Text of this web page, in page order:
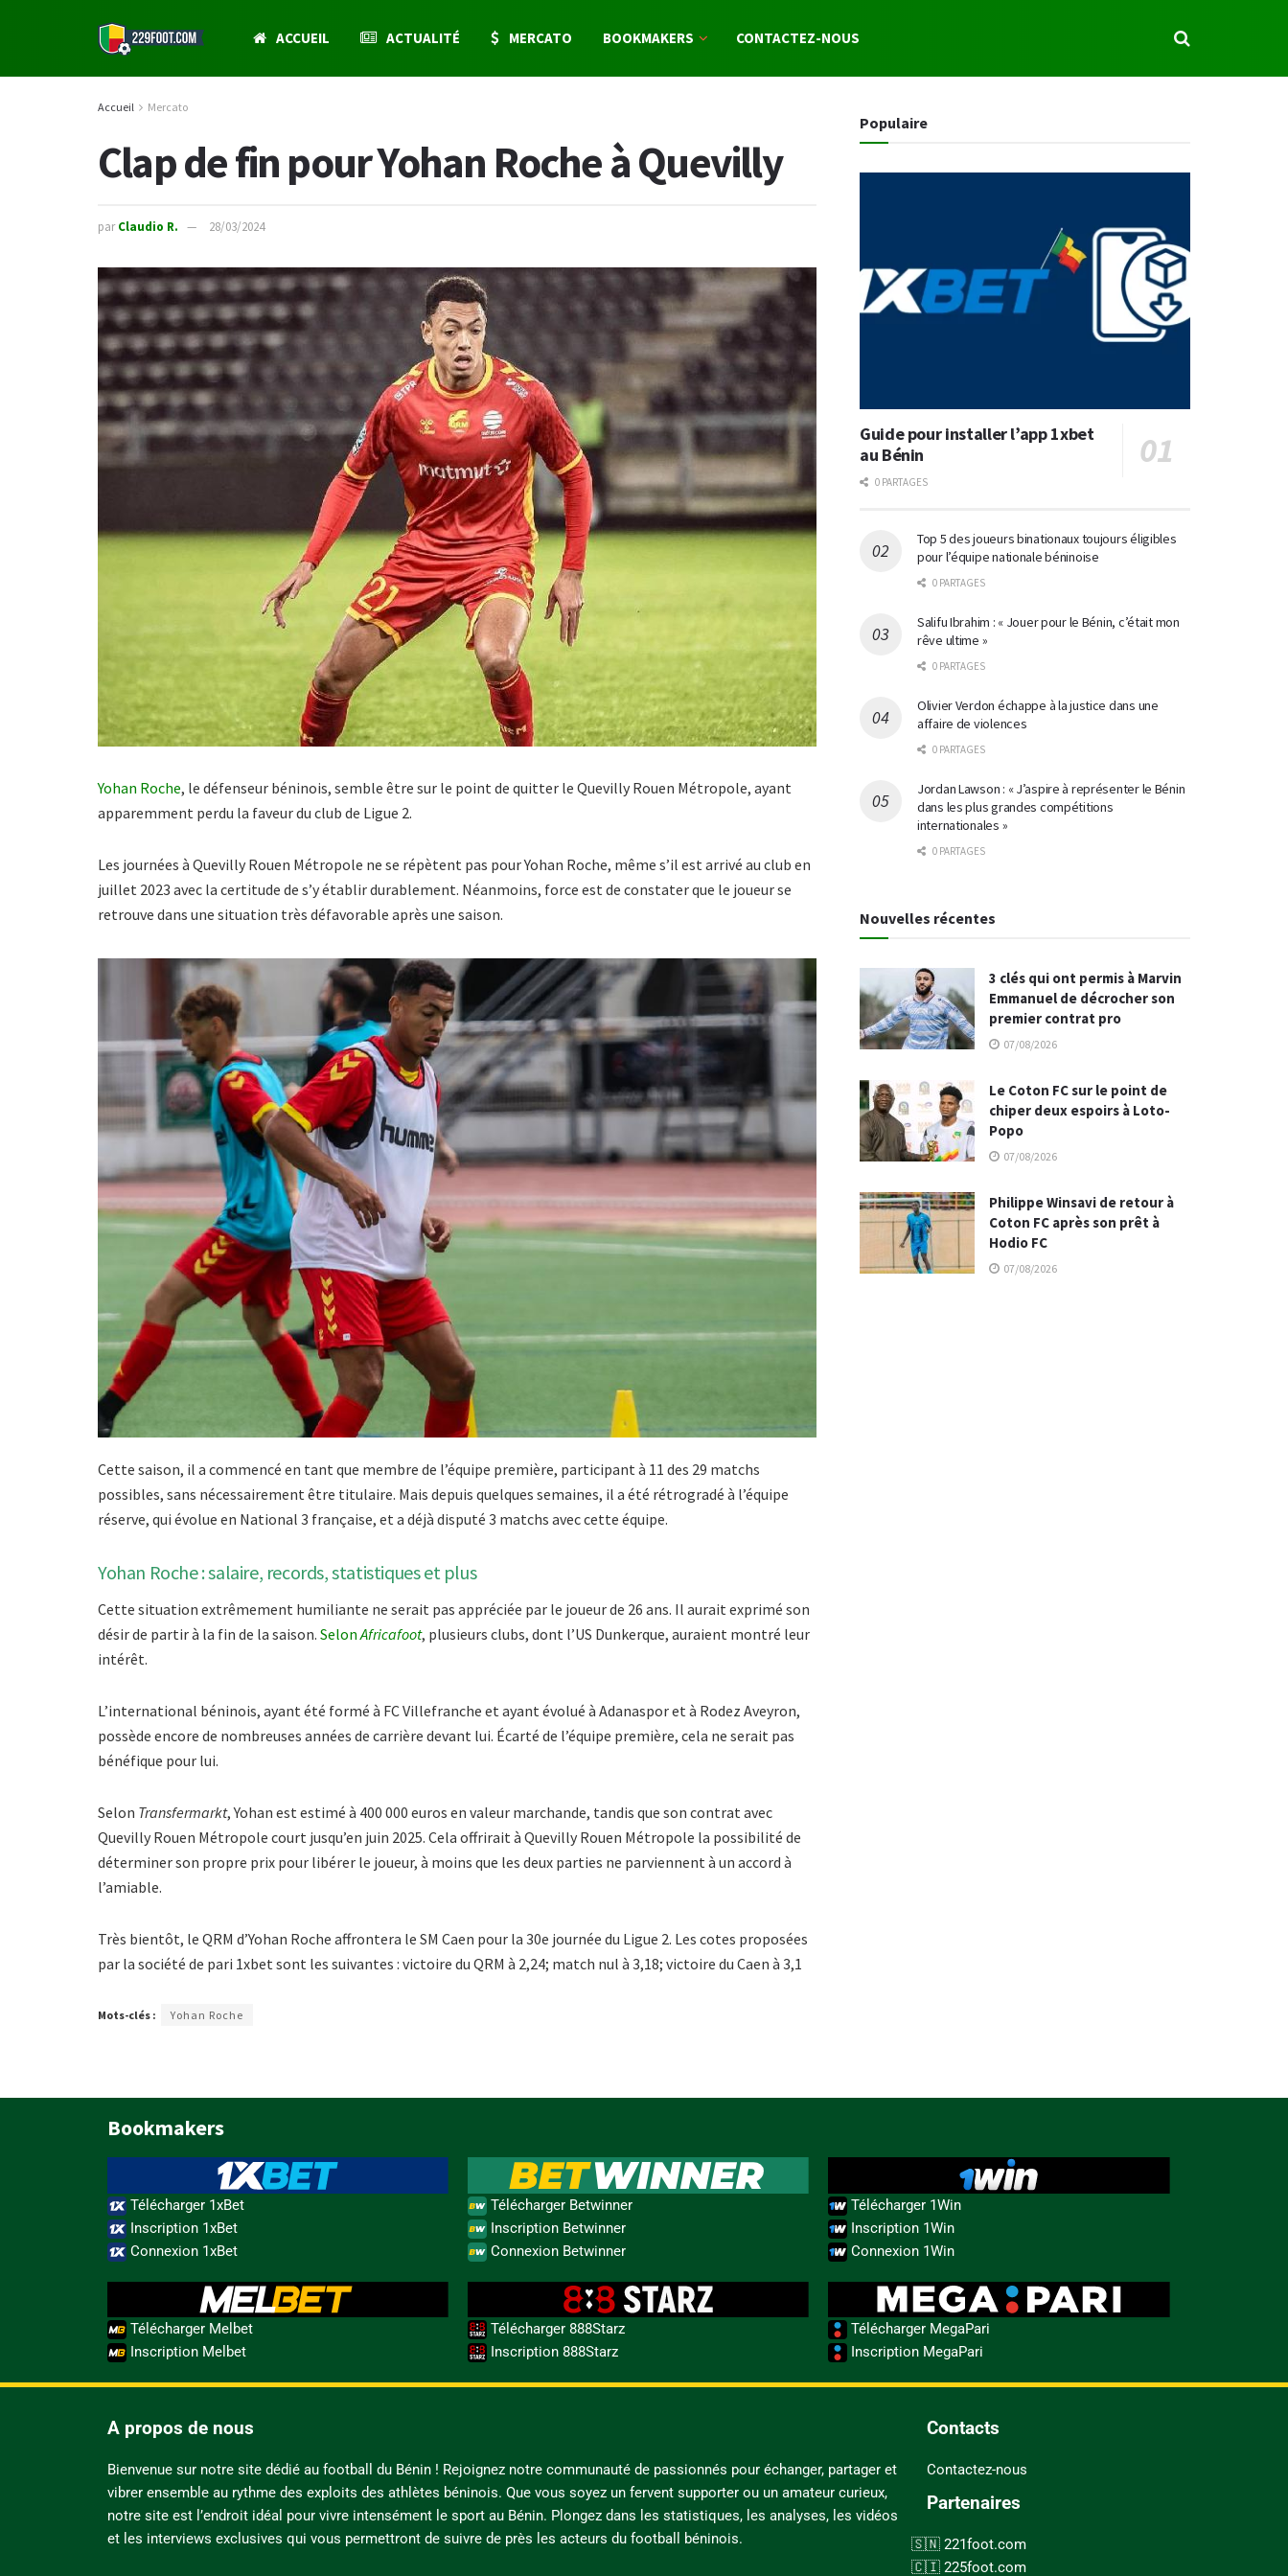
ACCUEIL ACTUALITÉ MERCATO BOOKMAKERS CONTACTEZ-NOUS
Accueil Mercato
Clap de fin pour Yohan Roche à Quevilly
par Claudio R. 28/03/2024
Yohan Roche, le défenseur béninois, semble être sur le point de quitter le Quevilly Rouen Métropole, ayant
apparemment perdu la faveur du club de Ligue 2.
Les journées à Quevilly Rouen Métropole ne se répètent pas pour Yohan Roche, même s’il est arrivé au club en
juillet 2023 avec la certitude de s’y établir durablement. Néanmoins, force est de constater que le joueur se
retrouve dans une situation très défavorable après une saison.
Cette saison, il a commencé en tant que membre de l’équipe première, participant à 11 des 29 matchs
possibles, sans nécessairement être titulaire. Mais depuis quelques semaines, il a été rétrogradé à l’équipe
réserve, qui évolue en National 3 française, et a déjà disputé 3 matchs avec cette équipe.
Yohan Roche : salaire, records, statistiques et plus
Cette situation extrêmement humiliante ne serait pas appréciée par le joueur de 26 ans. Il aurait exprimé son
désir de partir à la fin de la saison. SelonAfricafoot, plusieurs clubs, dont l’US Dunkerque, auraient montré leur
intérêt.
L’international béninois, ayant été formé à FC Villefranche et ayant évolué à Adanaspor et à Rodez Aveyron,
possède encore de nombreuses années de carrière devant lui. Écarté de l’équipe première, cela ne serait pas
bénéfique pour lui.
Selon Transfermarkt, Yohan est estimé à 400 000 euros en valeur marchande, tandis que son contrat avec
Quevilly Rouen Métropole court jusqu’en juin 2025. Cela offrirait à Quevilly Rouen Métropole la possibilité de
déterminer son propre prix pour libérer le joueur, à moins que les deux parties ne parviennent à un accord à
l’amiable.
Très bientôt, le QRM d’Yohan Roche affrontera le SM Caen pour la 30e journée du Ligue 2. Les cotes proposées
par la société de pari 1xbet sont les suivantes : victoire du QRM à 2,24; match nul à 3,18; victoire du Caen à 3,1
Mots-clés : Yohan Roche
Populaire
Guide pour installer l’app 1xbet
au Bénin
0 PARTAGES
Top 5 des joueurs binationaux toujours éligibles
pour l’équipe nationale béninoise
0 PARTAGES
Salifu Ibrahim : « Jouer pour le Bénin, c’était mon
rêve ultime »
0 PARTAGES
Olivier Verdon échappe à la justice dans une
affaire de violences
0 PARTAGES
Jordan Lawson : « J’aspire à représenter le Bénin
dans les plus grandes compétitions
internationales »
0 PARTAGES
Nouvelles récentes
3 clés qui ont permis à Marvin
Emmanuel de décrocher son
premier contrat pro
07/08/2026
Le Coton FC sur le point de
chiper deux espoirs à Loto-
Popo
07/08/2026
Philippe Winsavi de retour à
Coton FC après son prêt à
Hodio FC
07/08/2026
Bookmakers
Télécharger 1xBet
Inscription 1xBet
Connexion 1xBet
Télécharger Betwinner
Inscription Betwinner
Connexion Betwinner
Télécharger 1Win
Inscription 1Win
Connexion 1Win
Télécharger Melbet
Inscription Melbet
Télécharger 888Starz
Inscription 888Starz
Télécharger MegaPari
Inscription MegaPari
A propos de nous
Bienvenue sur notre site dédié au football du Bénin ! Rejoignez notre communauté de passionnés pour échanger, partager et
vibrer ensemble au rythme des exploits des athlètes béninois. Que vous soyez un fervent supporter ou un amateur curieux,
notre site est l’endroit idéal pour vivre intensément le sport au Bénin. Plongez dans les statistiques, les analyses, les vidéos
et les interviews exclusives qui vous permettront de suivre de près les acteurs du football béninois.
Contacts
Contactez-nous
Partenaires
221foot.com
225foot.com